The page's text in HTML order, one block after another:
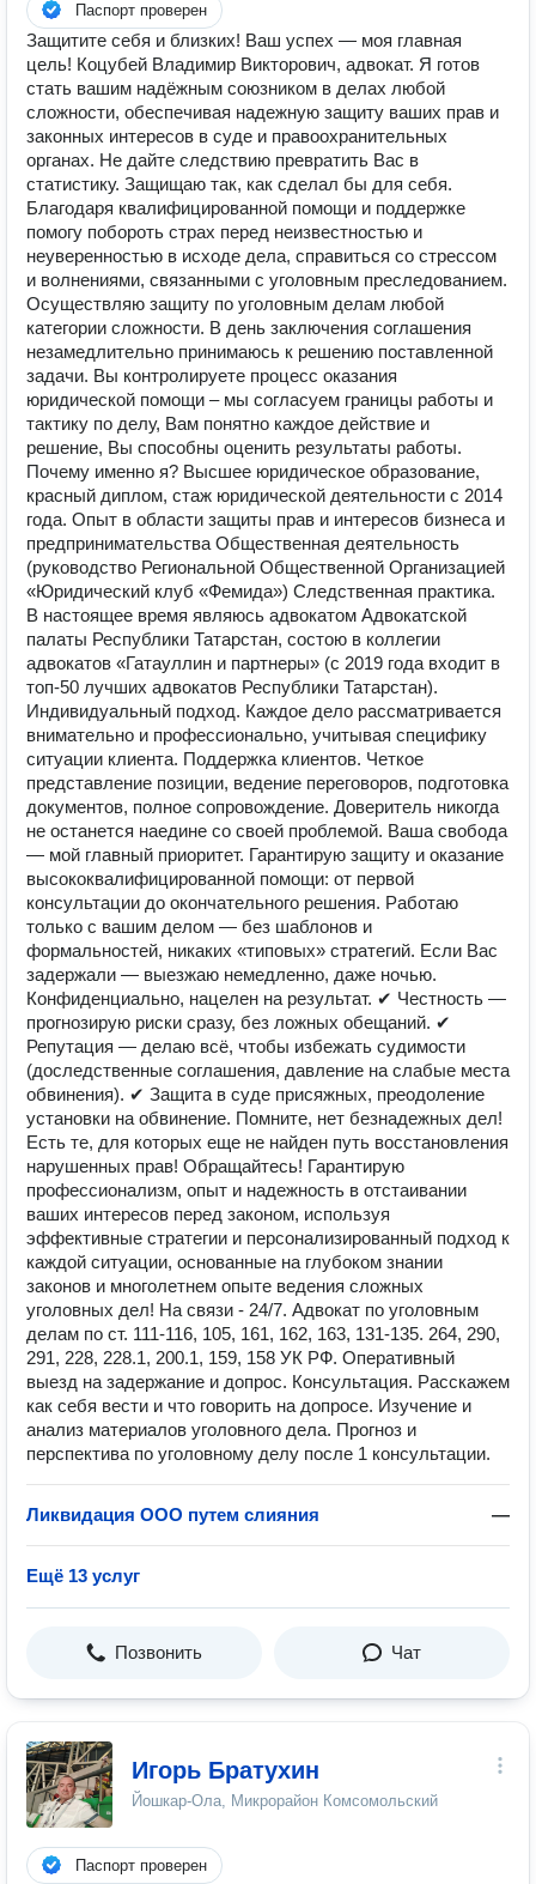
Паспорт проверен
Защитите себя и близких! Ваш успех — моя главная
цель! Коцубей Владимир Викторович, адвокат. Я готов
стать вашим надёжным союзником в делах любой
сложности, обеспечивая надежную защиту ваших прав и
законных интересов в суде и правоохранительных
органах. Не дайте следствию превратить Вас в
статистику. Защищаю так, как сделал бы для себя.
Благодаря квалифицированной помощи и поддержке
помогу побороть страх перед неизвестностью и
неуверенностью в исходе дела, справиться со стрессом
и волнениями, связанными с уголовным преследованием.
Осуществляю защиту по уголовным делам любой
категории сложности. В день заключения соглашения
незамедлительно принимаюсь к решению поставленной
задачи. Вы контролируете процесс оказания
юридической помощи – мы согласуем границы работы и
тактику по делу, Вам понятно каждое действие и
решение, Вы способны оценить результаты работы.
Почему именно я? Высшее юридическое образование,
красный диплом, стаж юридической деятельности с 2014
года. Опыт в области защиты прав и интересов бизнеса и
предпринимательства Общественная деятельность
(руководство Региональной Общественной Организацией
«Юридический клуб «Фемида») Следственная практика.
В настоящее время являюсь адвокатом Адвокатской
палаты Республики Татарстан, состою в коллегии
адвокатов «Гатауллин и партнеры» (с 2019 года входит в
топ-50 лучших адвокатов Республики Татарстан).
Индивидуальный подход. Каждое дело рассматривается
внимательно и профессионально, учитывая специфику
ситуации клиента. Поддержка клиентов. Четкое
представление позиции, ведение переговоров, подготовка
документов, полное сопровождение. Доверитель никогда
не останется наедине со своей проблемой. Ваша свобода
— мой главный приоритет. Гарантирую защиту и оказание
высококвалифицированной помощи: от первой
консультации до окончательного решения. Работаю
только с вашим делом — без шаблонов и
формальностей, никаких «типовых» стратегий. Если Вас
задержали — выезжаю немедленно, даже ночью.
Конфиденциально, нацелен на результат. ✔ Честность —
прогнозирую риски сразу, без ложных обещаний. ✔
Репутация — делаю всё, чтобы избежать судимости
(доследственные соглашения, давление на слабые места
обвинения). ✔ Защита в суде присяжных, преодоление
установки на обвинение. Помните, нет безнадежных дел!
Есть те, для которых еще не найден путь восстановления
нарушенных прав! Обращайтесь! Гарантирую
профессионализм, опыт и надежность в отстаивании
ваших интересов перед законом, используя
эффективные стратегии и персонализированный подход к
каждой ситуации, основанные на глубоком знании
законов и многолетнем опыте ведения сложных
уголовных дел! На связи - 24/7. Адвокат по уголовным
делам по ст. 111-116, 105, 161, 162, 163, 131-135. 264, 290,
291, 228, 228.1, 200.1, 159, 158 УК РФ. Оперативный
выезд на задержание и допрос. Консультация. Расскажем
как себя вести и что говорить на допросе. Изучение и
анализ материалов уголовного дела. Прогноз и
перспектива по уголовному делу после 1 консультации.
Ликвидация ООО путем слияния —
Ещё 13 услуг
Позвонить Чат
Игорь Братухин
Йошкар-Ола, Микрорайон Комсомольский
Паспорт проверен